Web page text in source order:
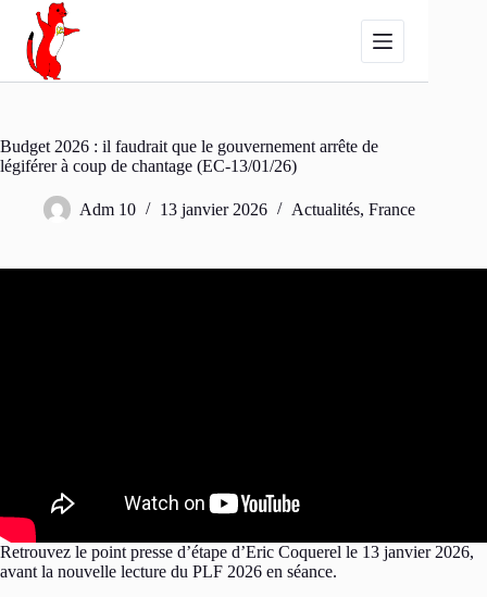
Passer
contenu
Budget 2026 : il faudrait que le gouvernement arrête de
légiférer à coup de chantage (EC-13/01/26)
Adm 10 13 janvier 2026 Actualités, France
Retrouvez le point presse d’étape d’Eric Coquerel le 13 janvier 2026,
avant la nouvelle lecture du PLF 2026 en séance.